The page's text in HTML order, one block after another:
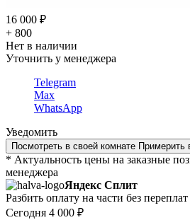
16 000 ₽
+ 800
Нет в наличии
Уточнить у менеджера
Telegram
Max
WhatsApp
Уведомить
Посмотреть в своей комнате Примерить
* Актуальность цены на заказные
менеджера
Яндекс Сплит
Разбить оплату на части без переплат
Сегодня 4 000 ₽